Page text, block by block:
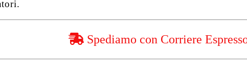
Spediamo con Corriere